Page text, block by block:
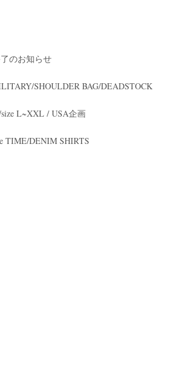
のお知らせ
SHOULDER BAG/DEADSTOCK
size L~XXL / USA企画
TIME/DENIM SHIRTS